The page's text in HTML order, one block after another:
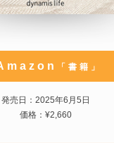
「書籍」
発売日：2025年6月5日
価格：¥2,660